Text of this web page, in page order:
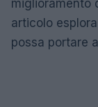
miglioramento
articolo
possa portare